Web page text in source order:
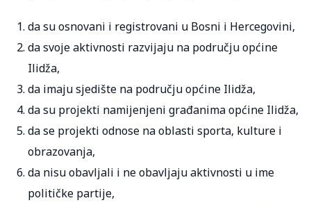
da su osnovani i registrovani u Bosni i Hercegovini,
da svoje aktivnosti razvijaju na području općine
Ilidža,
da imaju sjedište na području općine Ilidža,
da su projekti namijenjeni građanima općine Ilidža,
da se projekti odnose na oblasti sporta, kulture i
obrazovanja,
da nisu obavljali i ne obavljaju aktivnosti u ime
političke partije,